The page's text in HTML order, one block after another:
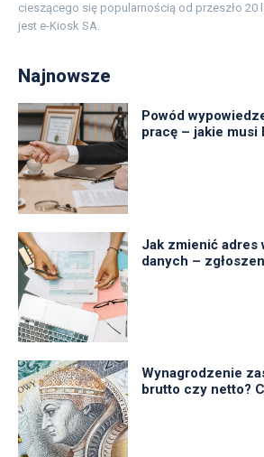
cieszącego się popularnością od przeszło 20
jest e-Kiosk SA.
Najnowsze
Powód
pracę – jakie musi
Jak zmienić adres
danych –
Wynagrodzenie
brutto czy netto?